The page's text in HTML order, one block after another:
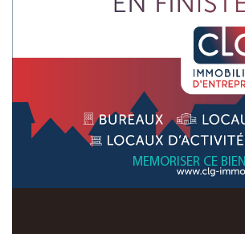
MEMORISER CE BIEN